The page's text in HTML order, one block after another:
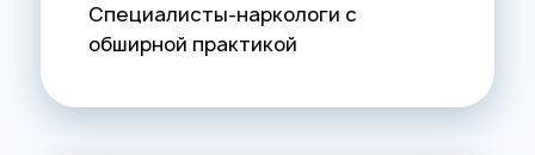
Специалисты-наркологи с
обширной практикой